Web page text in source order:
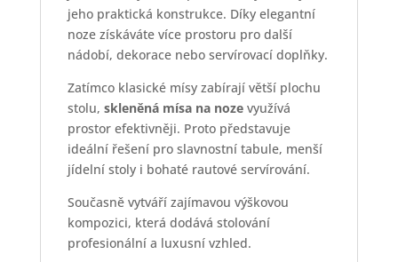
jeho praktická konstrukce. Díky elegantní
noze získáváte více prostoru pro další
nádobí, dekorace nebo servírovací doplňky.
Zatímco klasické mísy zabírají větší plochu
stolu, skleněná mísa na nozevyužívá
prostor efektivněji. Proto představuje
ideální řešení pro slavnostní tabule, menší
jídelní stoly i bohaté rautové servírování.
Současně vytváří zajímavou výškovou
kompozici, která dodává stolování
profesionální a luxusní vzhled.